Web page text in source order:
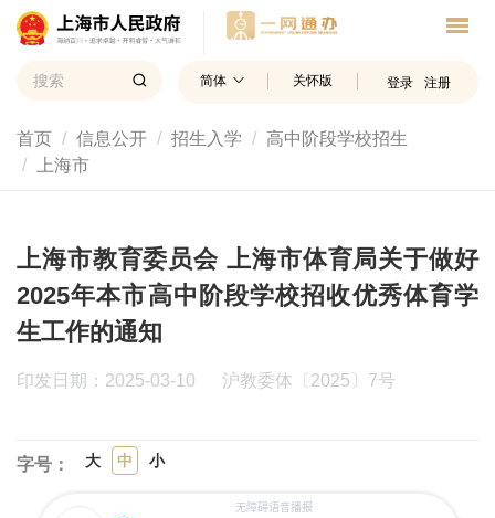
简体 关怀版 登录 注册
首页 信息公开 招生入学
高中阶段学校招生
上海市
上海市教育委员会 上海市体育局关于做好
2025年本市高中阶段学校招收优秀体育学
生工作的通知
印发日期：2025-03-10 沪教委体〔2025〕7号
字号： 大 中 小